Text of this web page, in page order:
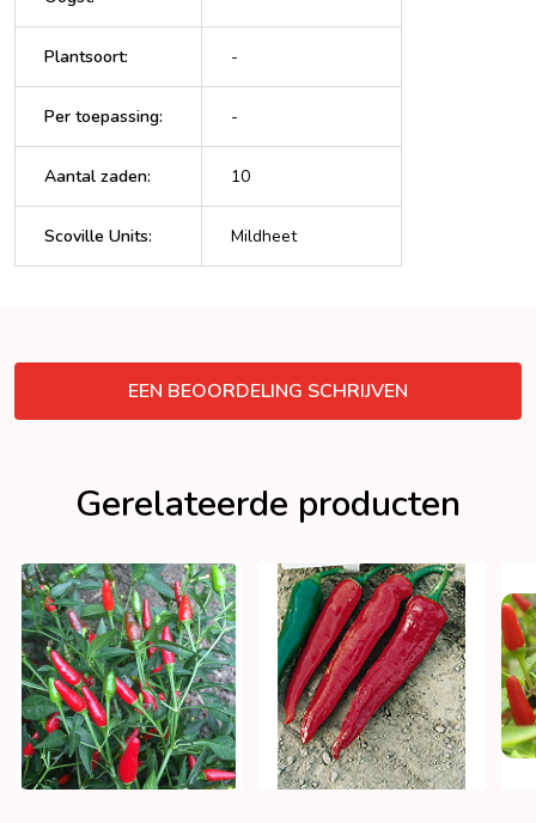
Plantsoort: -
Per toepassing: -
Aantal zaden: 10
Scoville Units: Mildheet
EEN BEOORDELING SCHRIJVEN
Gerelateerde producten